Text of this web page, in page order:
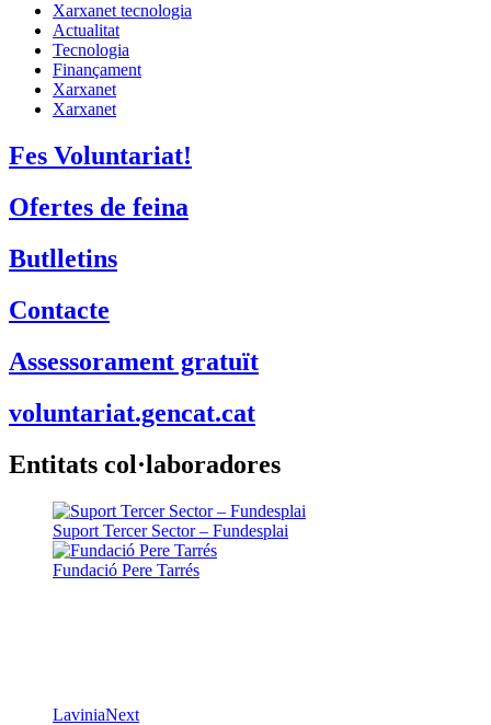
Xarxanet tecnologia
Actualitat
Tecnologia
Finançament
Xarxanet
Xarxanet
Fes Voluntariat!
Ofertes de feina
Butlletins
Contacte
Assessorament gratuït
voluntariat.gencat.cat
Entitats col·laboradores
Suport Tercer Sector – Fundesplai
Fundació Pere Tarrés
LaviniaNext